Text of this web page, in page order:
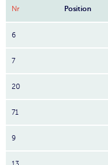
Nr Position
6
7
20
71
9